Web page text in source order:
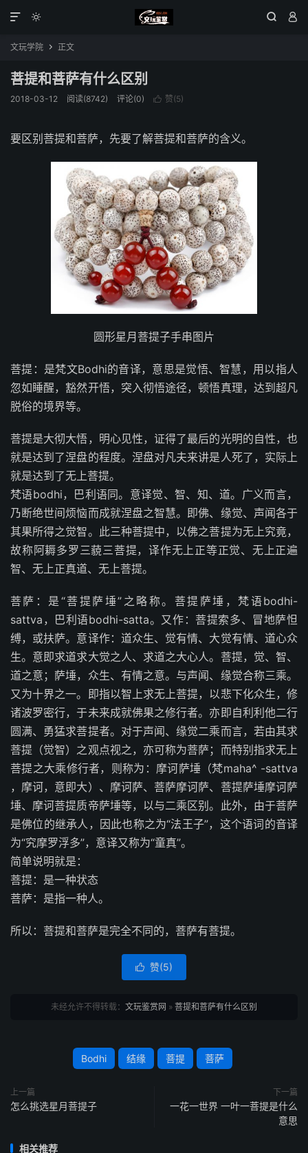
  

文玩学院  正文
菩提和菩萨有什么区别
2018-03-12 阅读(8742) 评论(0)  赞(5)
要区别菩提和菩萨，先要了解菩提和菩萨的含义。
圆形星月菩提子手串图片
菩提：是梵文Bodhi的音译，意思是觉悟、智慧，用以指人
忽如睡醒，豁然开悟，突入彻悟途径，顿悟真理，达到超凡
脱俗的境界等。
菩提是大彻大悟，明心见性，证得了最后的光明的自性，也
就是达到了涅盘的程度。涅盘对凡夫来讲是人死了，实际上
就是达到了无上菩提。
梵语bodhi，巴利语同。意译觉、智、知、道。广义而言，
乃断绝世间烦恼而成就涅盘之智慧。即佛、缘觉、声闻各于
其果所得之觉智。此三种菩提中，以佛之菩提为无上究竟，
故称阿耨多罗三藐三菩提，译作无上正等正觉、无上正遍
智、无上正真道、无上菩提。
菩萨：是“菩提萨埵”之略称。菩提萨埵，梵语bodhi-
sattva，巴利语bodhi-satta。又作：菩提索多、冒地萨怛
缚，或扶萨。意译作：道众生、觉有情、大觉有情、道心众
生。意即求道求大觉之人、求道之大心人。菩提，觉、智、
道之意；萨埵，众生、有情之意。与声闻、缘觉合称三乘。
又为十界之一。即指以智上求无上菩提，以悲下化众生，修
诸波罗密行，于未来成就佛果之修行者。亦即自利利他二行
圆满、勇猛求菩提者。对于声闻、缘觉二乘而言，若由其求
菩提（觉智）之观点视之，亦可称为菩萨；而特别指求无上
菩提之大乘修行者，则称为：摩诃萨埵（梵maha^ -sattva
，摩诃，意即大）、摩诃萨、菩萨摩诃萨、菩提萨埵摩诃萨
埵、摩诃菩提质帝萨埵等，以与二乘区别。此外，由于菩萨
是佛位的继承人，因此也称之为“法王子”，这个语词的音译
为“究摩罗浮多”，意译又称为“童真”。
简单说明就是：
菩提：是一种状态
菩萨：是指一种人。
所以：菩提和菩萨是完全不同的，菩萨有菩提。
 赞(5)
未经允许不得转载： 文玩鉴赏网 » 菩提和菩萨有什么区别
Bodhi 结缘 菩提 菩萨
上一篇
怎么挑选星月菩提子
下一篇
一花一世界 一叶一菩提是什么
意思
相关推荐